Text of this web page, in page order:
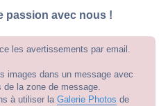
passion avec nous !
les avertissements par email.
images dans un message avec
de la zone de message.
à utiliser la Galerie Photos de